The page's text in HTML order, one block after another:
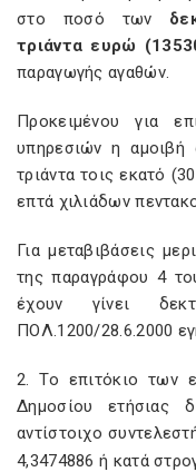
στο ποσό των
τριάντα ευρώ
παραγωγής αγαθών.
Προκειμένου για
υπηρεσιών η αμοιβή
τριάντα τοις εκατό
επτά χιλιάδων
Για μεταβιβάσεις
της παραγράφου 4
έχουν γίνει
ΠΟΛ.1200/28.6.2000
2. Το επιτόκιο των
Δημοσίου ετήσιας
αντίστοιχο
4,3474886 ή κατά